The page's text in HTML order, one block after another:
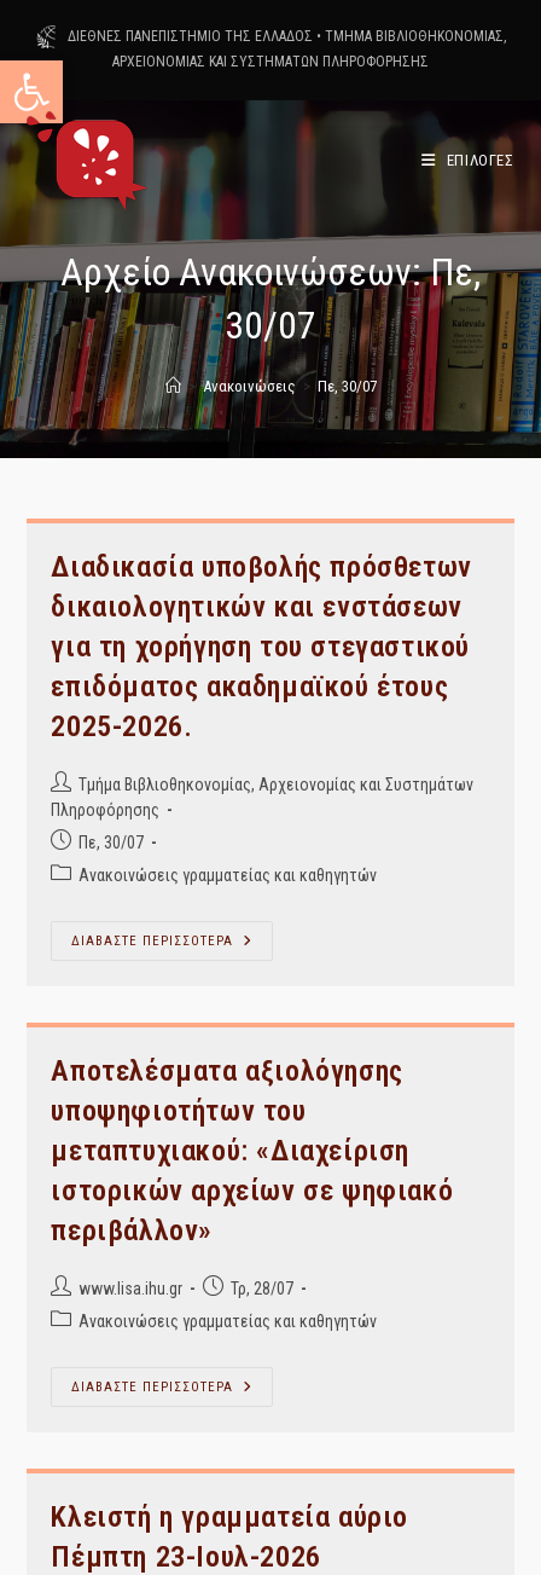
Ανοίξτε τη γραμμή εργαλείων
content
ΔΙΕΘΝΕΣ ΠΑΝΕΠΙΣΤΗΜΙΟ ΤΗΣ ΕΛΛΑΔΟΣ • ΤΜΗΜΑ ΒΙΒΛΙΟΘΗΚΟΝΟΜΙΑΣ,
ΑΡΧΕΙΟΝΟΜΙΑΣ ΚΑΙ ΣΥΣΤΗΜΑΤΩΝ ΠΛΗΡΟΦΟΡΗΣΗΣ
ΕΠΙΛΟΓΕΣ
Αρχείο Ανακοινώσεων: Πε,
30/07
> Ανακοινώσεις > Πε, 30/07
Διαδικασία υποβολής πρόσθετων
δικαιολογητικών και ενστάσεων
για τη χορήγηση του στεγαστικού
επιδόματος ακαδημαϊκού έτους
2025-2026.
Post
author:
Τμήμα Βιβλιοθηκονομίας, Αρχειονομίας και Συστημάτων
Πληροφόρησης
Post
published:
Πε, 30/07
PostΑνακοινώσεις γραμματείας και καθηγητών
ΔΙΑΒΑΣΤΕ ΠΕΡΙΣΣΟΤΕΡΑ
Διαδικασία
Ενστάσεων
Χορήγηση
Στεγαστικού
Ακαδημαϊκού
Έτους
2025-
2026.
Αποτελέσματα αξιολόγησης
υποψηφιοτήτων του
μεταπτυχιακού: «Διαχείριση
ιστορικών αρχείων σε ψηφιακό
περιβάλλον»
Post
author:
www.lisa.ihu.gr
Post
published:
Τρ, 28/07
PostΑνακοινώσεις γραμματείας και καθηγητών
ΔΙΑΒΑΣΤΕ ΠΕΡΙΣΣΟΤΕΡΑ
Αποτελέσματα
«Διαχείριση
Σε
Περιβάλλον»
Κλειστή η γραμματεία αύριο
Πέμπτη 23-Ιουλ-2026